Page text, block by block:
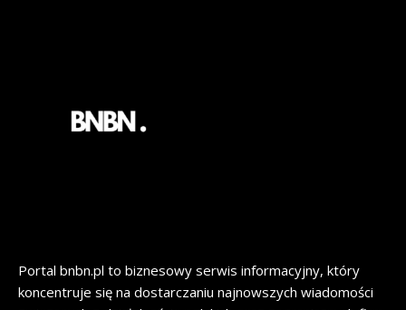
Portal bnbn.pl to biznesowy serwis informacyjny, który
koncentruje się na dostarczaniu najnowszych wiadomości